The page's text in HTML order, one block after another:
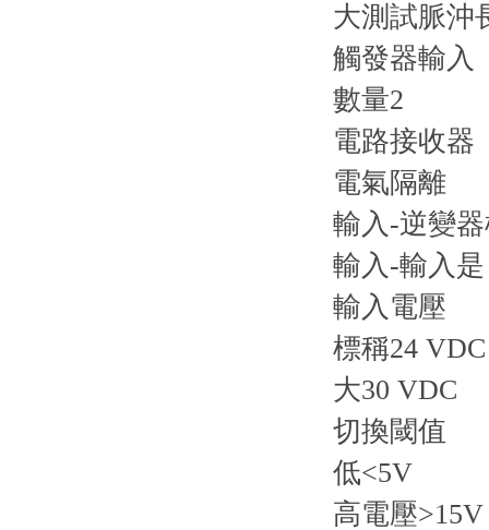
大測試脈沖
觸發器輸入
數量2
電路接收器
電氣隔離
輸入-逆變
輸入-輸入是
輸入電壓
標稱24 VDC
大30 VDC
切換閾值
低<5V
高電壓>15V